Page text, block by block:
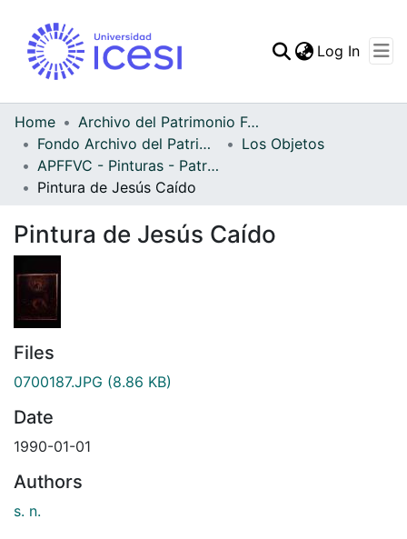
Statistics
Log In
Home
Archivo del Patrimonio Fotográfico y Fílmico del Valle del Cauca
Fondo Archivo del Patrimonio Fotográfico y Fílmico del Valle del Cauca
Los Objetos
APFFVC - Pinturas - Patrimonial
Pintura de Jesús Caído
Pintura de Jesús Caído
Files
0700187.JPG (8.86 KB)
Date
1990-01-01
Authors
s. n.